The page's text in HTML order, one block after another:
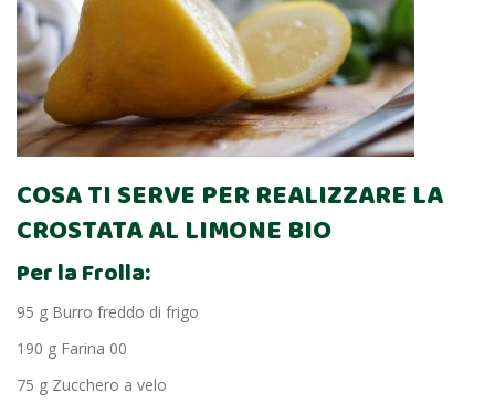
COSA TI SERVE PER REALIZZARE LA
CROSTATA AL LIMONE BIO
Per la Frolla:
95 g Burro freddo di frigo
190 g Farina 00
75 g Zucchero a velo